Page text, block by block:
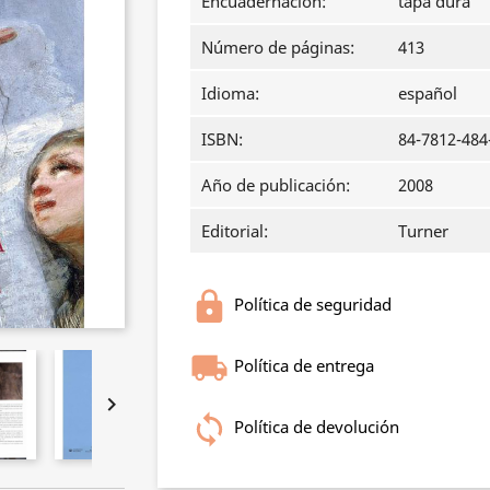

Número de páginas: 413
Idioma: español
ISBN: 84-7812-
Año de publicación: 2008
Editorial: Turner
Política de seguridad
Política de entrega
Política de devolución